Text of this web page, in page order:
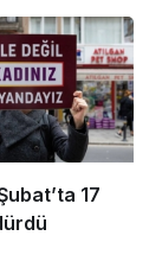
17